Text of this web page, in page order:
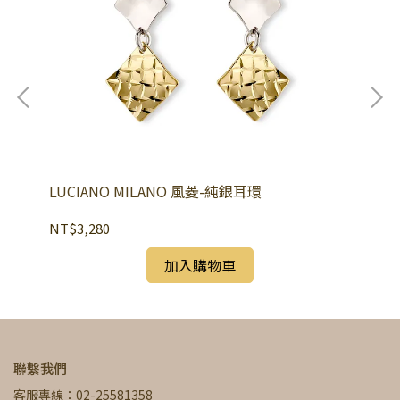
LUCIANO MILANO 風菱-純銀耳環
NT$3,280
加入購物車
聯繫我們
客服專線：02-25581358